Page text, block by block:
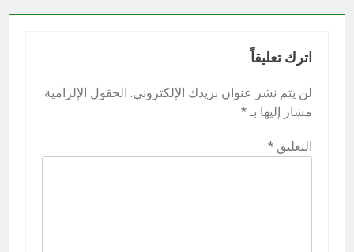
اترك تعليقاً
لن يتم نشر عنوان بريدك الإلكتروني. الحقول الإلزامية
مشار إليها بـ *
التعليق *